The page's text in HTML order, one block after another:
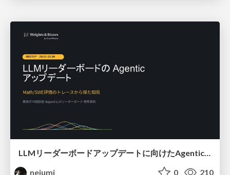
LLMリーダーボードアップデートに向けたAgentic Math_SWEのトレースについて
nejumi
0 210